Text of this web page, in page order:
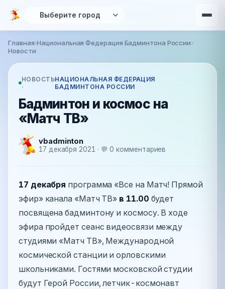
Перейти к основному содержанию
Вы здесь
Главная›Национальная Федерация Бадминтона России›
Новости
НОВОСТЬ
·
НАЦИОНАЛЬНАЯ ФЕДЕРАЦИЯ
БАДМИНТОНА РОССИИ
Бадминтон и космос на
«Матч ТВ»
vbadminton
17 декабря 2021 · 💬 0 комментариев
17 декабря программа «Все на Матч! Прямой
эфир» канала «Матч ТВ» в 11.00 будет
посвящена бадминтону и космосу. В ходе
эфира пройдет сеанс видеосвязи между
студиями «Матч ТВ», Международной
космической станции и орловскими
школьниками. Гостями московской студии
будут Герой России, летчик-космонавт